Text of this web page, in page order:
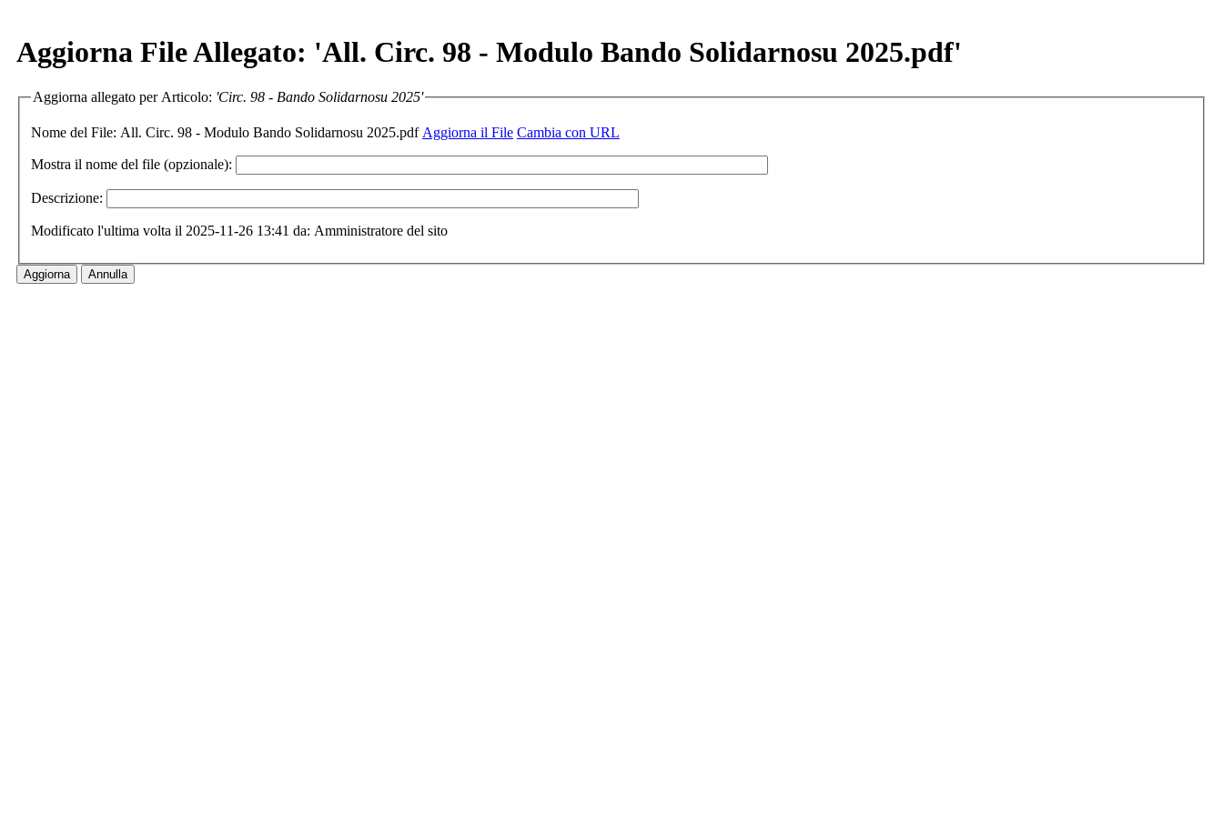
Aggiorna File Allegato: 'All. Circ. 98 - Modulo Bando Solidarnosu 2025.pdf'
Aggiorna allegato per Articolo: 'Circ. 98 - Bando Solidarnosu 2025'
Nome del File: All. Circ. 98 - Modulo Bando Solidarnosu 2025.pdfAggiorna il File Cambia con URL
Mostra il nome del file (opzionale):
Descrizione:
Modificato l'ultima volta il 2025-11-26 13:41 da: Amministratore del sito